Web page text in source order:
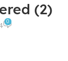
(2)
0